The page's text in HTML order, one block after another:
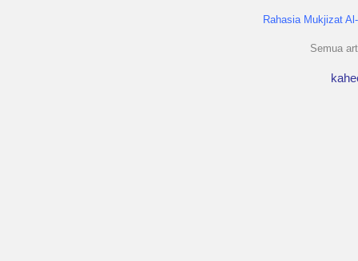
Rahasia Mukjizat
Semua